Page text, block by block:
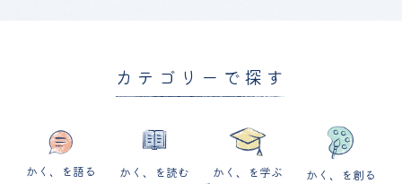
カテゴリーで探す
かく、を語る かく、を読む かく、を学ぶ かく、を創る